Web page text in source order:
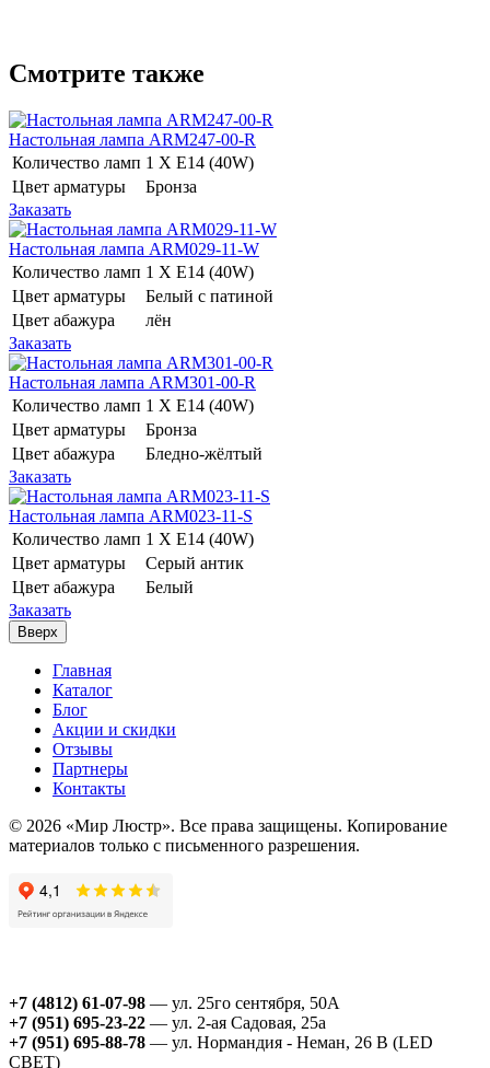
Смотрите также
Настольная лампа ARM247-00-R
Количество ламп 1 Х E14 (40W)
Цвет арматуры
Бронза
Заказать
Настольная лампа ARM029-11-W
Количество ламп 1 Х E14 (40W)
Цвет арматуры
Белый с патиной
Цвет абажура
лён
Заказать
Настольная лампа ARM301-00-R
Количество ламп 1 Х E14 (40W)
Цвет арматуры
Бронза
Цвет абажура
Бледно-жёлтый
Заказать
Настольная лампа ARM023-11-S
Количество ламп 1 Х E14 (40W)
Цвет арматуры
Серый антик
Цвет абажура
Белый
Заказать
Вверх
Главная
Каталог
Блог
Акции и скидки
Отзывы
Партнеры
Контакты
© 2026 «Мир Люстр». Все права защищены. Копирование
материалов только с письменного разрешения.
+7 (4812) 61-07-98 — ул. 25го сентября, 50А
+7 (951) 695-23-22 — ул. 2-ая Садовая, 25а
+7 (951) 695-88-78 — ул. Нормандия - Неман, 26 В (LED
СВЕТ)